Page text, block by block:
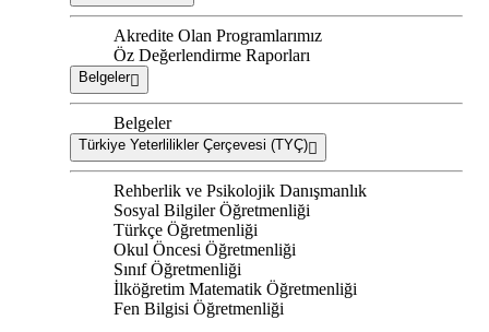
Akredite Olan Programlarımız
Öz Değerlendirme Raporları
Belgeler
Belgeler
Türkiye Yeterlilikler Çerçevesi (TYÇ)
Rehberlik ve Psikolojik Danışmanlık
Sosyal Bilgiler Öğretmenliği
Türkçe Öğretmenliği
Okul Öncesi Öğretmenliği
Sınıf Öğretmenliği
İlköğretim Matematik Öğretmenliği
Fen Bilgisi Öğretmenliği